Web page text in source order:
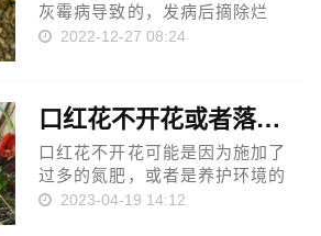
灰霉病导致的，发病后摘除烂
叶，然后用施佳乐、灰霉克等药
的散光处。若是积尘太多导致
的，需清除掉上面的灰尘。若是
温度偏低导...
2022-12-27 08:24
口红花不开花或者落蕾怎么办
口红花不开花可能是因为施加了
过多的氮肥，或者是养护环境的
温度太低。此时要将它转移至温
2023-04-19 14:12